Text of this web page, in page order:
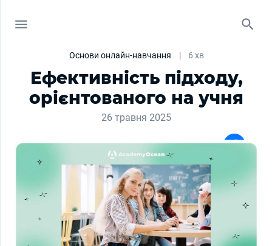
Основи онлайн-навчання | 6 хв
Ефективність підходу,
орієнтованого на учня
26 травня 2025